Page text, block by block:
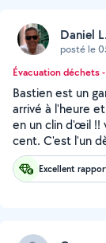
Daniel
posté le
Évacuation déchets
Bastien est un
arrivé à l'heure
en un clin d'œil !!
cent. C'est l'un
Excellent